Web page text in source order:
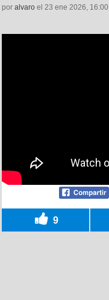
por alvaro el 23 ene 2026, 16:00
9